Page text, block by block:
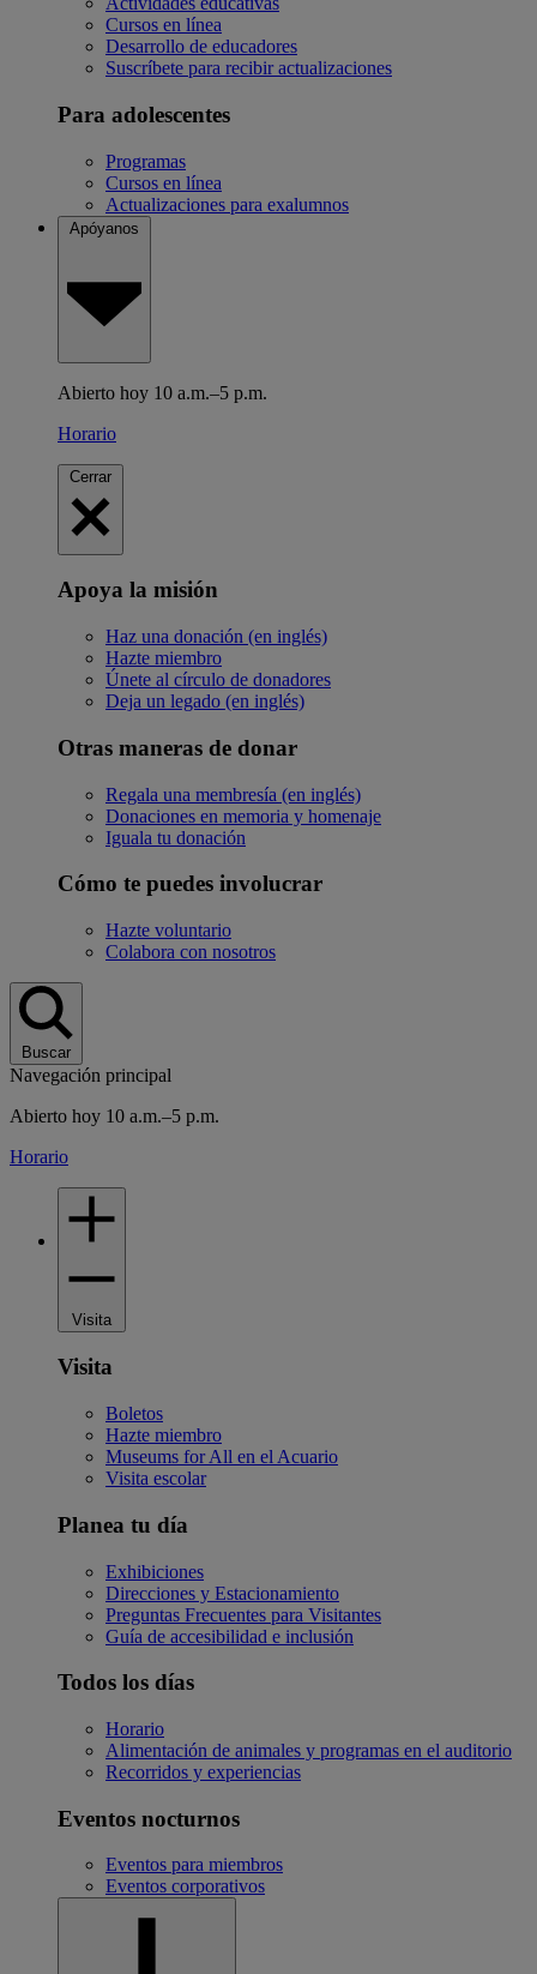
Cursos en línea
Desarrollo de educadores
Suscríbete para recibir actualizaciones
Para adolescentes
Programas
Cursos en línea
Actualizaciones para exalumnos
Apóyanos
Abierto hoy 10 a.m.–5 p.m.
Horario
Cerrar
Apoya la misión
Haz una donación (en inglés)
Hazte miembro
Únete al círculo de donadores
Deja un legado (en inglés)
Otras maneras de donar
Regala una membresía (en inglés)
Donaciones en memoria y homenaje
Iguala tu donación
Cómo te puedes involucrar
Hazte voluntario
Colabora con nosotros
Buscar
Navegación principal
Abierto hoy 10 a.m.–5 p.m.
Horario
Visita
Visita
Boletos
Hazte miembro
Museums for All en el Acuario
Visita escolar
Planea tu día
Exhibiciones
Direcciones y Estacionamiento
Preguntas Frecuentes para Visitantes
Guía de accesibilidad e inclusión
Todos los días
Horario
Alimentación de animales y programas en el auditorio
Recorridos y experiencias
Eventos nocturnos
Eventos para miembros
Eventos corporativos